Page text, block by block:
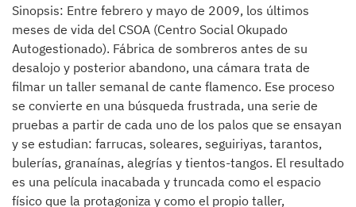
Sinopsis: Entre febrero y mayo de 2009, los últimos
meses de vida del CSOA (Centro Social Okupado
Autogestionado). Fábrica de sombreros antes de su
desalojo y posterior abandono, una cámara trata de
filmar un taller semanal de cante flamenco. Ese proceso
se convierte en una búsqueda frustrada, una serie de
pruebas a partir de cada uno de los palos que se ensayan
y se estudian: farrucas, soleares, seguiriyas, tarantos,
bulerías, granaínas, alegrías y tientos-tangos. El resultado
es una película inacabada y truncada como el espacio
físico que la protagoniza y como el propio taller,